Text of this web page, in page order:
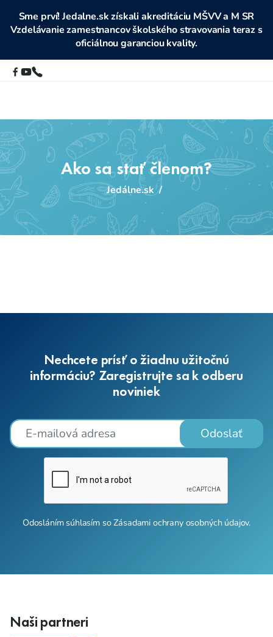
Sme prví! Jedalne.sk získali akreditáciu MŠVV a M SR
Vzdelávanie zamestnancov školského stravovania teraz s
oficiálnou garanciou kvality.
Ako sa stať členom?
Jedálne.sk /
Nechcete prísť o žiadnu užitočnú
informáciu? Zaregistrujte sa k odberu
noviniek
Odoslať
Odosláním súhlasím soZásadami ochrany osobných údajov.
Naši partneri